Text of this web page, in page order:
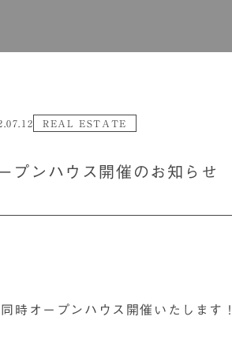
REAL ESTATE
プンハウス開催のお知らせ
時オープンハウス開催いたします！